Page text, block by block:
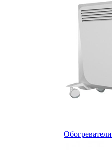
Обогреватели